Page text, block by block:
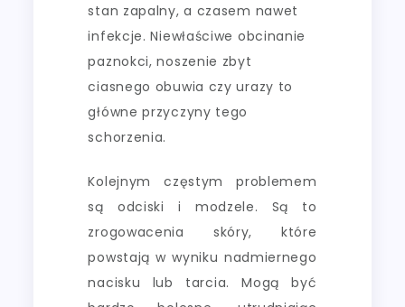
stan zapalny, a czasem nawet
infekcje. Niewłaściwe obcinanie
paznokci, noszenie zbyt
ciasnego obuwia czy urazy to
główne przyczyny tego
schorzenia.
Kolejnym częstym problemem
są odciski i modzele. Są to
zrogowacenia skóry, które
powstają w wyniku nadmiernego
nacisku lub tarcia. Mogą być